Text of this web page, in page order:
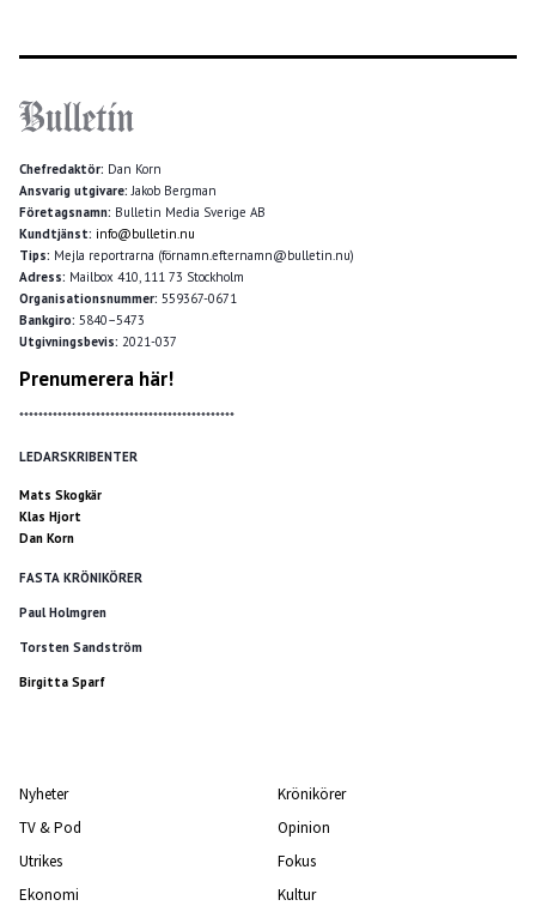
Chefredaktör: Dan Korn
Ansvarig utgivare: Jakob Bergman
Företagsnamn: Bulletin Media Sverige AB
Kundtjänst: info@bulletin.nu
Tips: Mejla reportrarna (förnamn.efternamn@bulletin.nu)
Adress: Mailbox 410, 111 73 Stockholm
Organisationsnummer: 559367-0671
Bankgiro: 5840–5473
Utgivningsbevis: 2021-037
Prenumerera här!
*********************************************
LEDARSKRIBENTER
Mats Skogkär
Klas Hjort
Dan Korn
FASTA KRÖNIKÖRER
Paul Holmgren
Torsten Sandström
Birgitta Sparf
Nyheter
TV & Pod
Utrikes
Ekonomi
Krönikörer
Opinion
Fokus
Kultur